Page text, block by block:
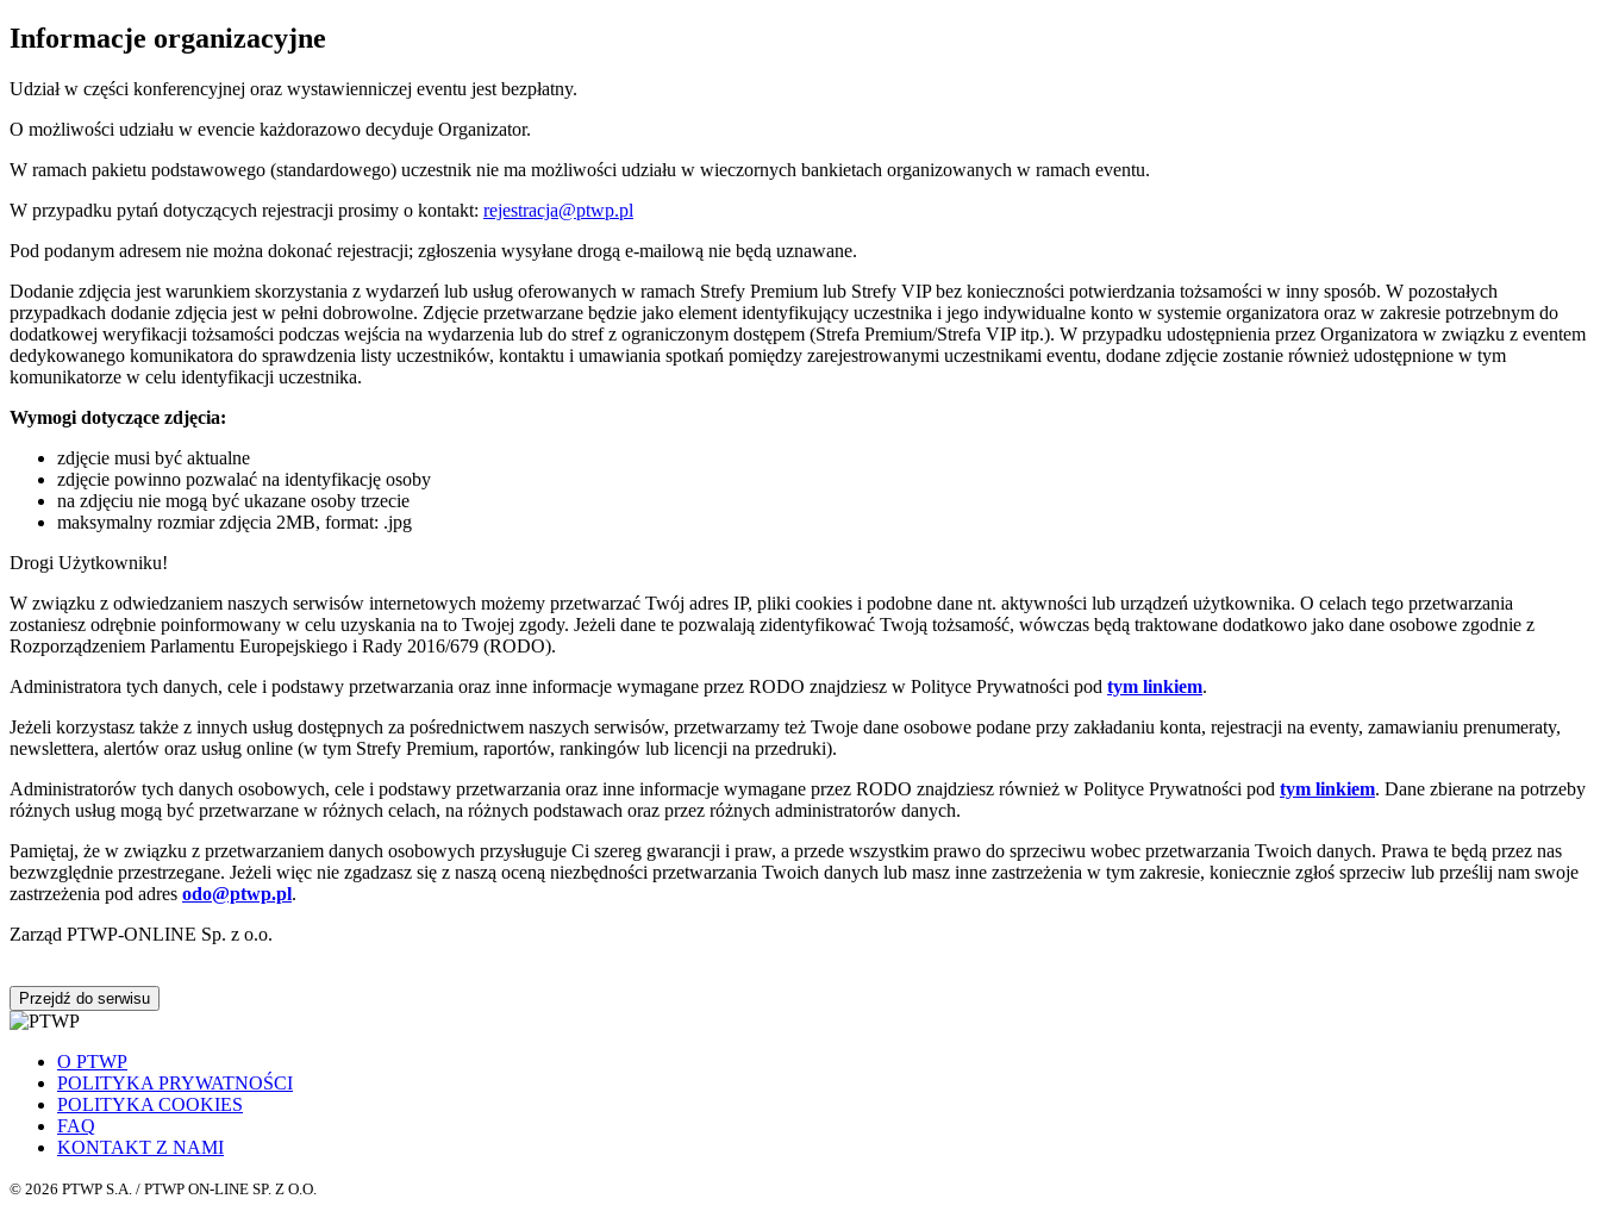
Informacje organizacyjne
Udział w części konferencyjnej oraz wystawienniczej eventu jest bezpłatny.
O możliwości udziału w evencie każdorazowo decyduje Organizator.
W ramach pakietu podstawowego (standardowego) uczestnik nie ma możliwości udziału w wieczornych bankietach organizowanych w ramach eventu.
W przypadku pytań dotyczących rejestracji prosimy o kontakt: rejestracja@ptwp.pl
Pod podanym adresem nie można dokonać rejestracji; zgłoszenia wysyłane drogą e-mailową nie będą uznawane.
Dodanie zdjęcia jest warunkiem skorzystania z wydarzeń lub usług oferowanych w ramach Strefy Premium lub Strefy VIP bez konieczności potwierdzania tożsamości w inny sposób. W pozostałych
przypadkach dodanie zdjęcia jest w pełni dobrowolne. Zdjęcie przetwarzane będzie jako element identyfikujący uczestnika i jego indywidualne konto w systemie organizatora oraz w zakresie potrzebnym do
dodatkowej weryfikacji tożsamości podczas wejścia na wydarzenia lub do stref z ograniczonym dostępem (Strefa Premium/Strefa VIP itp.). W przypadku udostępnienia przez Organizatora w związku z eventem
dedykowanego komunikatora do sprawdzenia listy uczestników, kontaktu i umawiania spotkań pomiędzy zarejestrowanymi uczestnikami eventu, dodane zdjęcie zostanie również udostępnione w tym
komunikatorze w celu identyfikacji uczestnika.
Wymogi dotyczące zdjęcia:
zdjęcie musi być aktualne
zdjęcie powinno pozwalać na identyfikację osoby
na zdjęciu nie mogą być ukazane osoby trzecie
maksymalny rozmiar zdjęcia 2MB, format: .jpg
Drogi Użytkowniku!
W związku z odwiedzaniem naszych serwisów internetowych możemy przetwarzać Twój adres IP, pliki cookies i podobne dane nt. aktywności lub urządzeń użytkownika. O celach tego przetwarzania
zostaniesz odrębnie poinformowany w celu uzyskania na to Twojej zgody. Jeżeli dane te pozwalają zidentyfikować Twoją tożsamość, wówczas będą traktowane dodatkowo jako dane osobowe zgodnie z
Rozporządzeniem Parlamentu Europejskiego i Rady 2016/679 (RODO).
Administratora tych danych, cele i podstawy przetwarzania oraz inne informacje wymagane przez RODO znajdziesz w Polityce Prywatności pod tym linkiem.
Jeżeli korzystasz także z innych usług dostępnych za pośrednictwem naszych serwisów, przetwarzamy też Twoje dane osobowe podane przy zakładaniu konta, rejestracji na eventy, zamawianiu prenumeraty,
newslettera, alertów oraz usług online (w tym Strefy Premium, raportów, rankingów lub licencji na przedruki).
Administratorów tych danych osobowych, cele i podstawy przetwarzania oraz inne informacje wymagane przez RODO znajdziesz również w Polityce Prywatności pod tym linkiem. Dane zbierane na potrzeby
różnych usług mogą być przetwarzane w różnych celach, na różnych podstawach oraz przez różnych administratorów danych.
Pamiętaj, że w związku z przetwarzaniem danych osobowych przysługuje Ci szereg gwarancji i praw, a przede wszystkim prawo do sprzeciwu wobec przetwarzania Twoich danych. Prawa te będą przez nas
bezwzględnie przestrzegane. Jeżeli więc nie zgadzasz się z naszą oceną niezbędności przetwarzania Twoich danych lub masz inne zastrzeżenia w tym zakresie, koniecznie zgłoś sprzeciw lub prześlij nam swoje
zastrzeżenia pod adres odo@ptwp.pl.
Zarząd PTWP-ONLINE Sp. z o.o.
Przejdź do serwisu
O PTWP
POLITYKA PRYWATNOŚCI
POLITYKA COOKIES
FAQ
KONTAKT Z NAMI
© 2026 PTWP S.A. / PTWP ON-LINE SP. Z O.O.